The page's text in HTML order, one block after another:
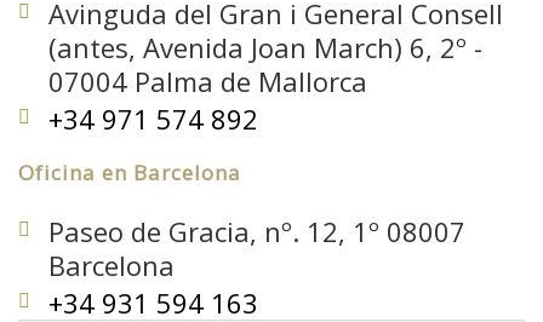
Avinguda del Gran i General Consell
(antes, Avenida Joan March) 6, 2º -
07004 Palma de Mallorca
+34 971 574 892
Oficina en Barcelona
Paseo de Gracia, nº. 12, 1º 08007
Barcelona
+34 931 594 163